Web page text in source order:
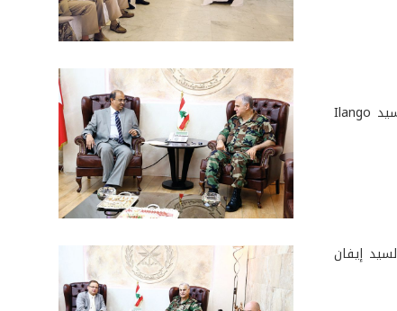
استقبل قائد الجيش العماد جان قهوجي، في مكتبه في اليرزة، سفير دولة ماليزيا السيد Ilango
إيفان